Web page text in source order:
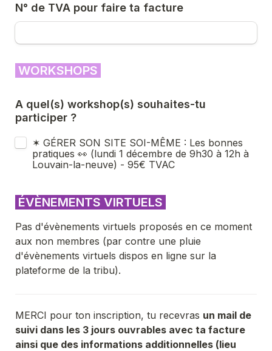
N° de TVA pour faire ta facture
WORKSHOPS
A quel(s) workshop(s) souhaites-tu
participer ?
✶ GÉRER SON SITE SOI-MÊME : Les bonnes
pratiques 👀 (lundi 1 décembre de 9h30 à 12h à
Louvain-la-neuve) - 95€ TVAC
ÉVÈNEMENTS VIRTUELS
Pas d'évènements virtuels proposés en ce moment
aux non membres (par contre une pluie
d'évènements virtuels dispos en ligne sur la
plateforme de la tribu).
MERCI pour ton inscription, tu recevras un mail de
suivi dans les 3 jours ouvrables avec ta facture
ainsi que des informations additionnelles (lieu